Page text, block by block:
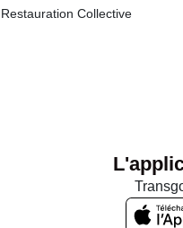
Restauration Collective